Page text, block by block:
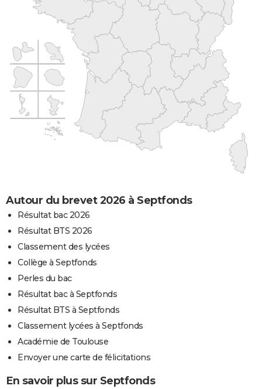
Autour du brevet 2026 à Septfonds
Résultat bac 2026
Résultat BTS 2026
Classement des lycées
Collège à Septfonds
Perles du bac
Résultat bac à Septfonds
Résultat BTS à Septfonds
Classement lycées à Septfonds
Académie de Toulouse
Envoyer une carte de félicitations
En savoir plus sur Septfonds